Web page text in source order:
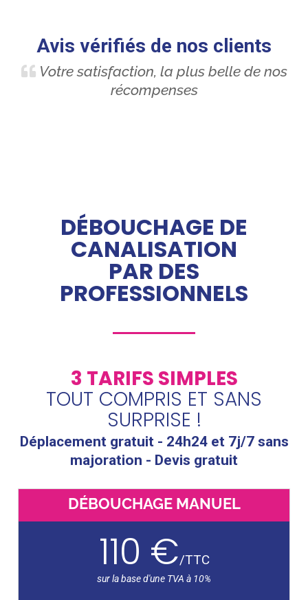
Avis vérifiés de nos clients
Votre satisfaction, la plus belle de nos
récompenses
DÉBOUCHAGE DE
CANALISATION
PAR DES
PROFESSIONNELS
3 TARIFS SIMPLES
TOUT COMPRIS ET SANS
SURPRISE !
Déplacement gratuit - 24h24 et 7j/7 sans
majoration - Devis gratuit
DÉBOUCHAGE MANUEL
110 €/TTC